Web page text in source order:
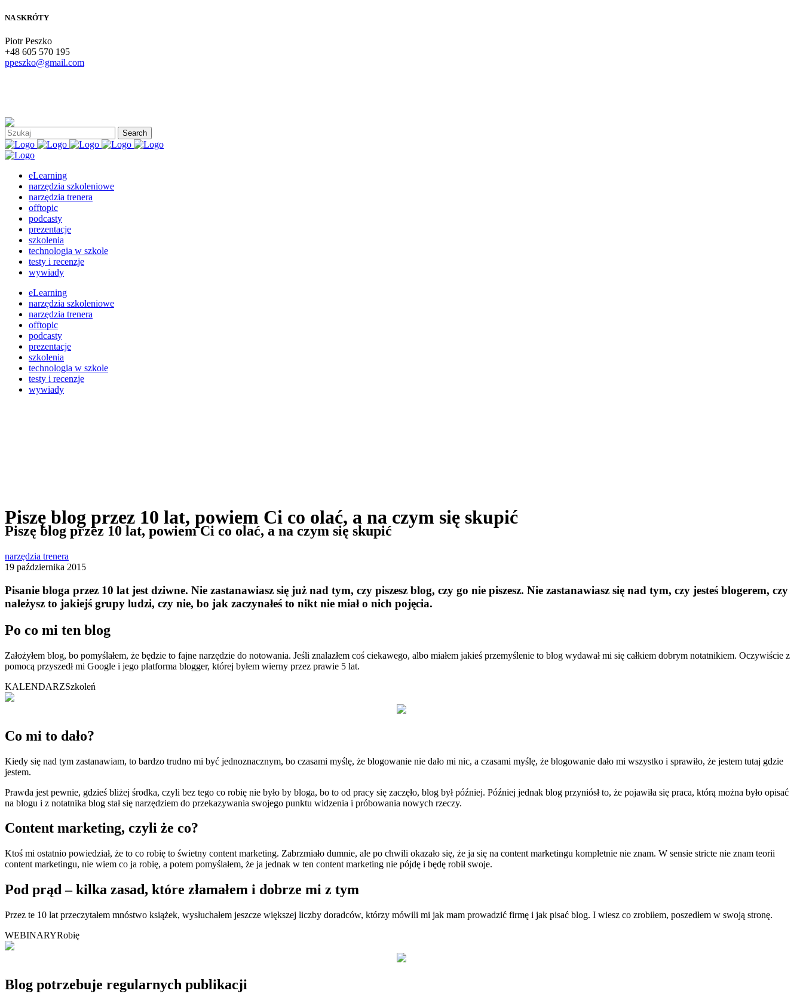
NA SKRÓTY
Piotr Peszko
+48 605 570 195
ppeszko@gmail.com
eLearning
narzędzia szkoleniowe
narzędzia trenera
offtopic
podcasty
prezentacje
szkolenia
technologia w szkole
testy i recenzje
wywiady
eLearning
narzędzia szkoleniowe
narzędzia trenera
offtopic
podcasty
prezentacje
szkolenia
technologia w szkole
testy i recenzje
wywiady
Piszę blog przez 10 lat, powiem Ci co olać, a na czym się skupić
Piszę blog przez 10 lat, powiem Ci co olać, a na czym się skupić
narzędzia trenera
19 października 2015
Pisanie bloga przez 10 lat jest dziwne. Nie zastanawiasz się już nad tym, czy piszesz blog, czy go nie piszesz. Nie zastanawiasz się nad tym, czy jesteś blogerem, czy
należysz to jakiejś grupy ludzi, czy nie, bo jak zaczynałeś to nikt nie miał o nich pojęcia.
Po co mi ten blog
Założyłem blog, bo pomyślałem, że będzie to fajne narzędzie do notowania. Jeśli znalazłem coś ciekawego, albo miałem jakieś przemyślenie to blog wydawał mi się całkiem dobrym notatnikiem. Oczywiście z
pomocą przyszedł mi Google i jego platforma blogger, której byłem wierny przez prawie 5 lat.
KALENDARZSzkoleń
Co mi to dało?
Kiedy się nad tym zastanawiam, to bardzo trudno mi być jednoznacznym, bo czasami myślę, że blogowanie nie dało mi nic, a czasami myślę, że blogowanie dało mi wszystko i sprawiło, że jestem tutaj gdzie
jestem.
Prawda jest pewnie, gdzieś bliżej środka, czyli bez tego co robię nie było by bloga, bo to od pracy się zaczęło, blog był później. Później jednak blog przyniósł to, że pojawiła się praca, którą można było opisać
na blogu i z notatnika blog stał się narzędziem do przekazywania swojego punktu widzenia i próbowania nowych rzeczy.
Content marketing, czyli że co?
Ktoś mi ostatnio powiedział, że to co robię to świetny content marketing. Zabrzmiało dumnie, ale po chwili okazało się, że ja się na content marketingu kompletnie nie znam. W sensie stricte nie znam teorii
content marketingu, nie wiem co ja robię, a potem pomyślałem, że ja jednak w ten content marketing nie pójdę i będę robił swoje.
Pod prąd – kilka zasad, które złamałem i dobrze mi z tym
Przez te 10 lat przeczytałem mnóstwo książek, wysłuchałem jeszcze większej liczby doradców, którzy mówili mi jak mam prowadzić firmę i jak pisać blog. I wiesz co zrobiłem, poszedłem w swoją stronę.
WEBINARYRobię
Blog potrzebuje regularnych publikacji